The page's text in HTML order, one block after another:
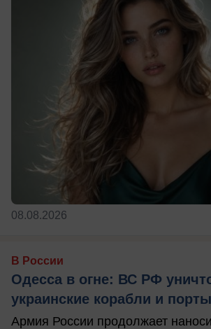
08.08.2026
В России
Одесса в огне: ВС РФ
украинские корабли и порты
Армия России продолжает